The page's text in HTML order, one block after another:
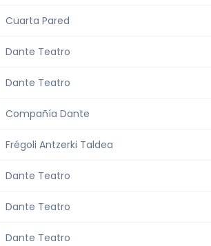
Cuarta Pared
Dante Teatro
Dante Teatro
Compañía Dante
Frégoli Antzerki Taldea
Dante Teatro
Dante Teatro
Dante Teatro